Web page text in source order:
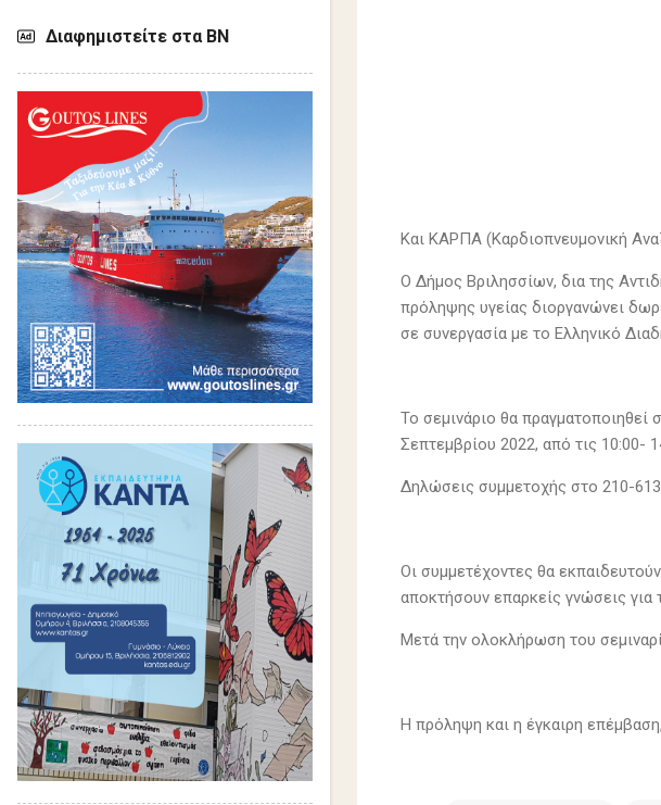
Και ΚΑΡΠΑ (Καρδιοπνευμονική
Ο Δήμος Βριλησσίων, δια της
πρόληψης υγείας διοργανώνει
σε συνεργασία με το Ελληνικό
Το σεμινάριο θα
Σεπτεμβρίου 2022, από τις 10:00-
Δηλώσεις συμμετοχής στο 210-
Οι συμμετέχοντες θα
αποκτήσουν επαρκείς γνώσεις για
Μετά την ολοκλήρωση του
Η πρόληψη και η έγκαιρη
Διαφημιστείτε στα ΒΝ